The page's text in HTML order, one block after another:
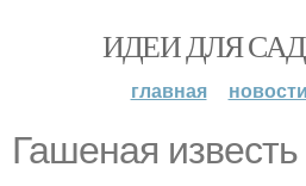
ИДЕИ ДЛЯ
главная новости
Гашеная известь